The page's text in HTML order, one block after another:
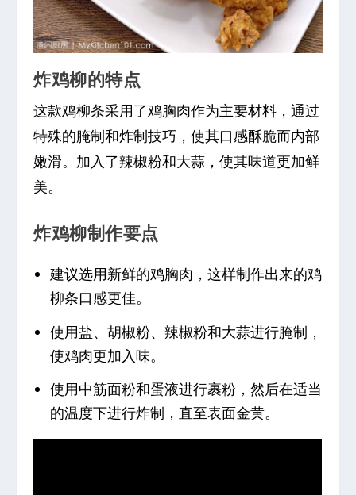
炸鸡柳的特点
这款鸡柳条采用了鸡胸肉作为主要材料，通过
特殊的腌制和炸制技巧，使其口感酥脆而内部
嫩滑。加入了辣椒粉和大蒜，使其味道更加鲜
美。
炸鸡柳制作要点
建议选用新鲜的鸡胸肉，这样制作出来的鸡
柳条口感更佳。
使用盐、胡椒粉、辣椒粉和大蒜进行腌制，
使鸡肉更加入味。
使用中筋面粉和蛋液进行裹粉，然后在适当
的温度下进行炸制，直至表面金黄。